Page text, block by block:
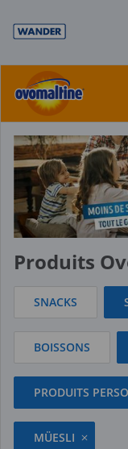
au
principal
Produits
SNACKS
BOISSONS
PRODUITS
MÜESLI